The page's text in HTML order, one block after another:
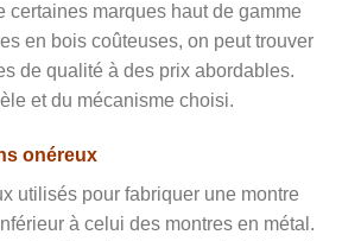
certaines marques haut de gamme
en bois coûteuses, on peut trouver
de qualité à des prix abordables.
et du mécanisme choisi.
onéreux
utilisés pour fabriquer une montre
à celui des montres en métal.